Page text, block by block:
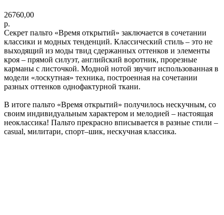
26760,00
р.
Секрет пальто «Время открытий» заключается в сочетании
классики и модных тенденций. Классический стиль – это не
выходящий из моды твид сдержанных оттенков и элементы
кроя – прямой силуэт, английский воротник, прорезные
карманы с листочкой. Модной нотой звучит использованная в
модели «лоскутная» техника, построенная на сочетании
разных оттенков однофактурной ткани.
В итоге пальто «Время открытий» получилось нескучным, со
своим индивидуальным характером и мелодией – настоящая
неоклассика! Пальто прекрасно вписывается в разные стили –
casual, милитари, спорт–шик, нескучная классика.